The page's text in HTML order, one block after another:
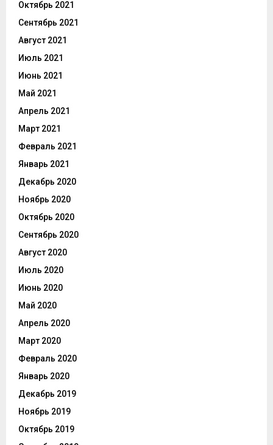
Октябрь 2021
Сентябрь 2021
Август 2021
Июль 2021
Июнь 2021
Май 2021
Апрель 2021
Март 2021
Февраль 2021
Январь 2021
Декабрь 2020
Ноябрь 2020
Октябрь 2020
Сентябрь 2020
Август 2020
Июль 2020
Июнь 2020
Май 2020
Апрель 2020
Март 2020
Февраль 2020
Январь 2020
Декабрь 2019
Ноябрь 2019
Октябрь 2019